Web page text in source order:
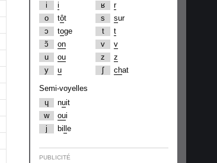
i
i
o
tôt
ɔ
toge
ɔ̃
on
u
ou
y
u
ʁ
r
s
sur
t
t
v
v
z
z
ʃ
chat
Semi-voyelles
ɥ
nuit
w
oui
j
bi e
PUBLICITÉ